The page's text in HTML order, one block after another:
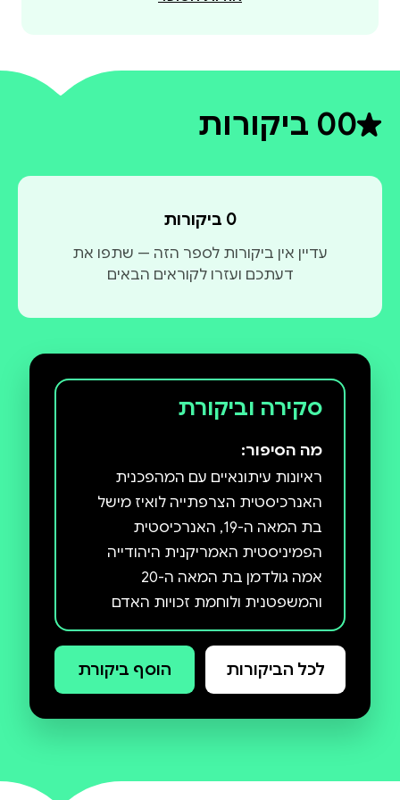
0דירוג ממוצע 0 מתוך 5
0 ביקורות
0 ביקורות
עדיין אין ביקורות לספר הזה — שתפו את
דעתכם ועזרו לקוראים הבאים
סקירה וביקורת
מה הסיפור:
ראיונות עיתונאיים עם המהפכנית
האנרכיסטית הצרפתייה לואיז מישל
בת המאה ה-19, האנרכיסטית
הפמיניסטית האמריקנית היהודייה
אמה גולדמן בת המאה ה-20
והמשפטנית ולוחמת זכויות האדם
האיראנית, כלת פרס נובל לשלום שירין
בראיונות אלה מביעות שלוש הנשים
לכל הביקורות הוסף ביקורת